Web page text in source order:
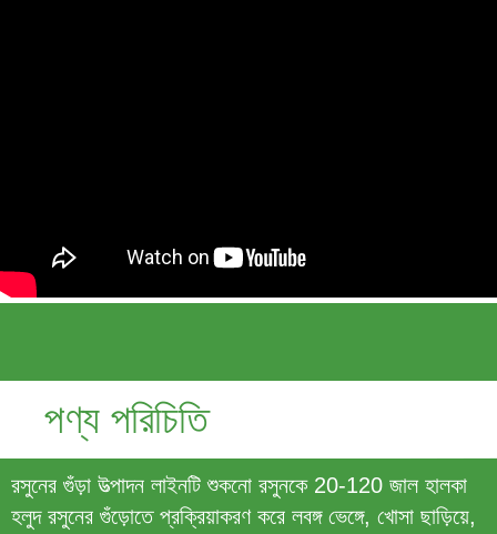
পণ্য পরিচিতি
রসুনের গুঁড়া উত্পাদন লাইনটি শুকনো রসুনকে 20-120 জাল হালকা
হলুদ রসুনের গুঁড়োতে প্রক্রিয়াকরণ করে লবঙ্গ ভেঙ্গে, খোসা ছাড়িয়ে,